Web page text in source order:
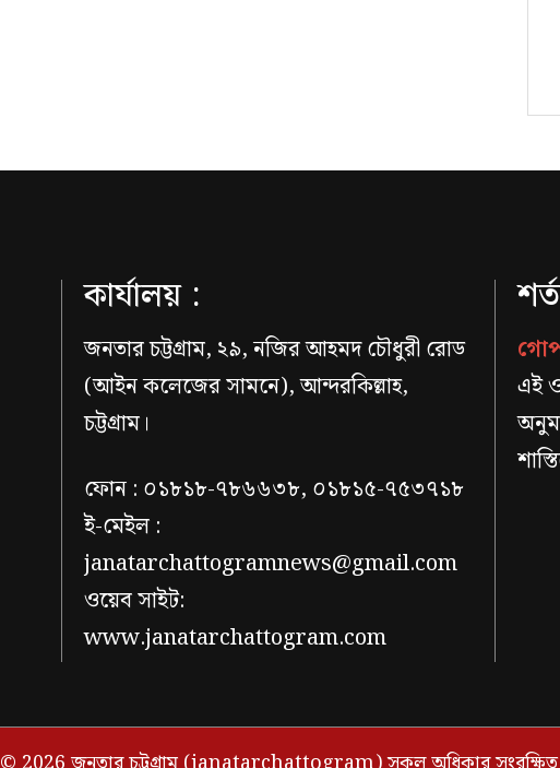
কার্যালয় :
জনতার চট্টগ্রাম, ২৯, নজির আহমদ চৌধুরী রোড
(আইন কলেজের সামনে), আন্দরকিল্লাহ,
চট্টগ্রাম।
ফোন : ০১৮১৮-৭৮৬৬৩৮, ০১৮১৫-৭৫৩৭১৮
ই-মেইল :
janatarchattogramnews@gmail.com
ওয়েব সাইট:
www.janatarchattogram.com
এই